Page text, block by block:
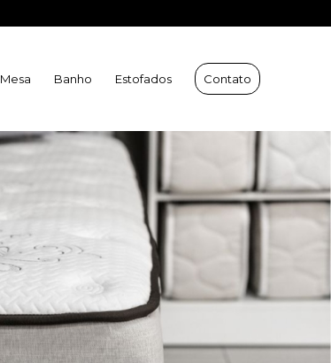
Mesa Banho Estofados Contato